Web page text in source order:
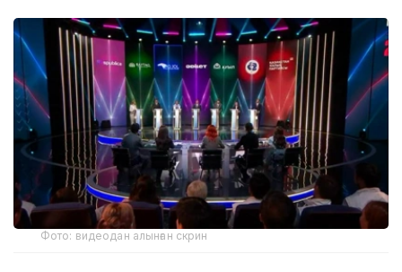
Фото: видеодан алынған скрин